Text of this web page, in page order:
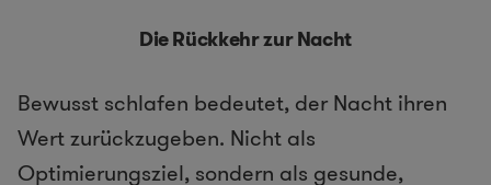
Die Rückkehr zur Nacht
Bewusst schlafen bedeutet, der Nacht ihren
Wert zurückzugeben. Nicht als
Optimierungsziel, sondern als gesunde,